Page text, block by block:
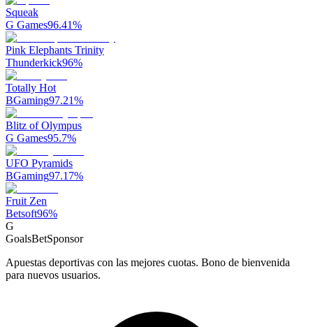
Squeak
G Games96.41%
Pink Elephants Trinity
Thunderkick96%
Totally Hot
BGaming97.21%
Blitz of Olympus
G Games95.7%
UFO Pyramids
BGaming97.17%
Fruit Zen
Betsoft96%
G
GoalsBetSponsor
Apuestas deportivas con las mejores cuotas. Bono de bienvenida
para nuevos usuarios.